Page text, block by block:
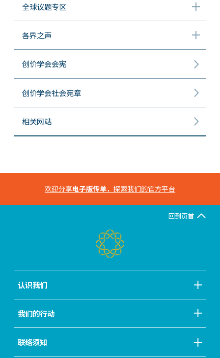
全球议题专区
各界之声
创价学会会宪
创价学会社会宪章
相关网站
欢迎分享电子版传单，探索我们的官方平台
回到页首
认识我们
我们的行动
联络须知